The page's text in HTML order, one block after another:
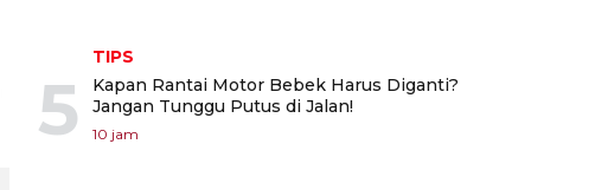
5
TIPS
Kapan Rantai Motor Bebek Harus Diganti?
Jangan Tunggu Putus di Jalan!
10 jam